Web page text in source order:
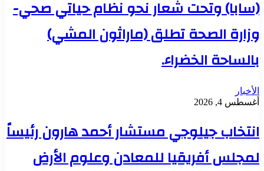
(سابا) وتحت شعار نحو نظام حياتي صحي-
وزارة الصحة تطلق (ماراثون المشي)
بالساحة الخضراء.
الأخبار
أغسطس 4, 2026
انتخاب جيلوجي مستشار أحمد هارون رئيساً
لمجلس أفريقيا للمعادن وعلوم الأرض